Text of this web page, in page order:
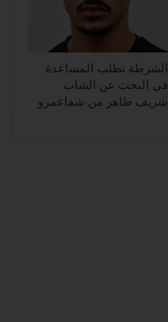
الشرطة تطلب المساعدة
في البحث عن الشاب
شريف طاهر من شفاعمرو